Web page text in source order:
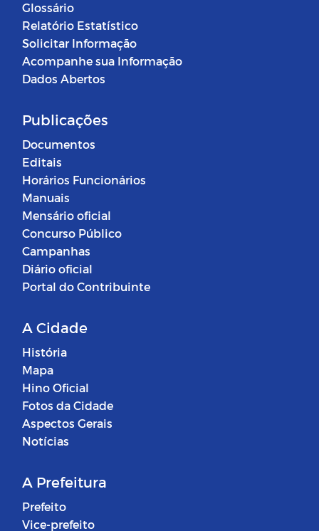
Glossário
Relatório Estatístico
Solicitar Informação
Acompanhe sua Informação
Dados Abertos
Publicações
Documentos
Editais
Horários Funcionários
Manuais
Mensário oficial
Concurso Público
Campanhas
Diário oficial
Portal do Contribuinte
A Cidade
História
Mapa
Hino Oficial
Fotos da Cidade
Aspectos Gerais
Notícias
A Prefeitura
Prefeito
Vice-prefeito